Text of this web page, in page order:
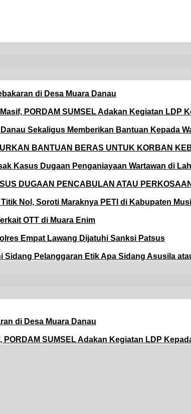
di Desa Muara Danau
PORDAM SUMSEL Adakan Kegiatan LDP
Sekaligus Memberikan Bantuan Kepada
BANTUAN BERAS UNTUK KORBAN
Kasus Dugaan Penganiayaan Wartawan di
DUGAAN PENCABULAN ATAU
Nol, Soroti Maraknya PETI di Kabupaten
OTT di Muara Enim
Empat Lawang Dijatuhi Sanksi Patsus
Pelanggaran Etik Apa Sidang Asusila
di Desa Muara Danau
SUMSEL Adakan Kegiatan LDP